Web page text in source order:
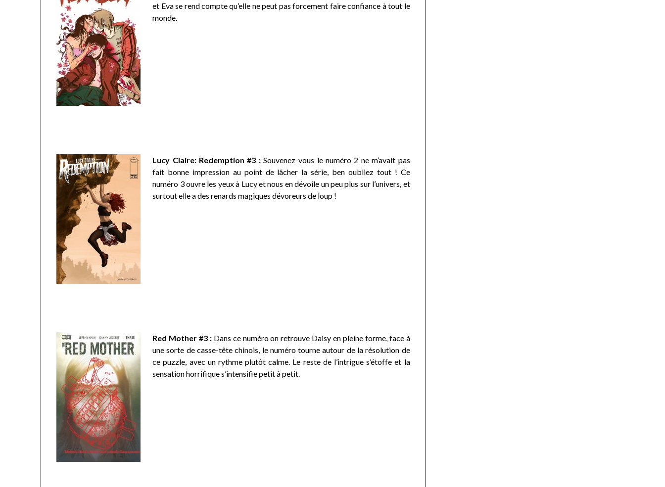
et Eva se rend compte qu’elle ne peut pas forcement faire confiance à tout le
monde.
Lucy Claire: Redemption #3 :Souvenez-vous le numéro 2 ne m’avait pas
fait bonne impression au point de lâcher la série, ben oubliez tout ! Ce
numéro 3 ouvre les yeux à Lucy et nous en dévoile un peu plus sur l’univers, et
surtout elle a des renards magiques dévoreurs de loup !
Red Mother #3 : Dans ce numéro on retrouve Daisy en pleine forme, face à
une sorte de casse-tête chinois, le numéro tourne autour de la résolution de
ce puzzle, avec un rythme plutôt calme. Le reste de l’intrigue s’étoffe et la
sensation horrifique s’intensifie petit à petit.